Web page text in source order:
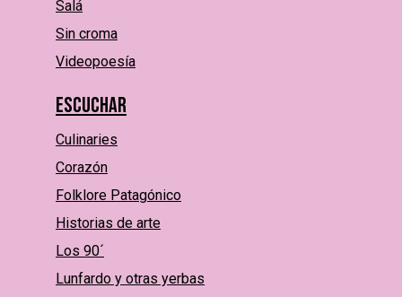
Salá
Sin croma
Videopoesía
Escuchar
Culinaries
Corazón
Folklore Patagónico
Historias de arte
Los 90´
Lunfardo y otras yerbas